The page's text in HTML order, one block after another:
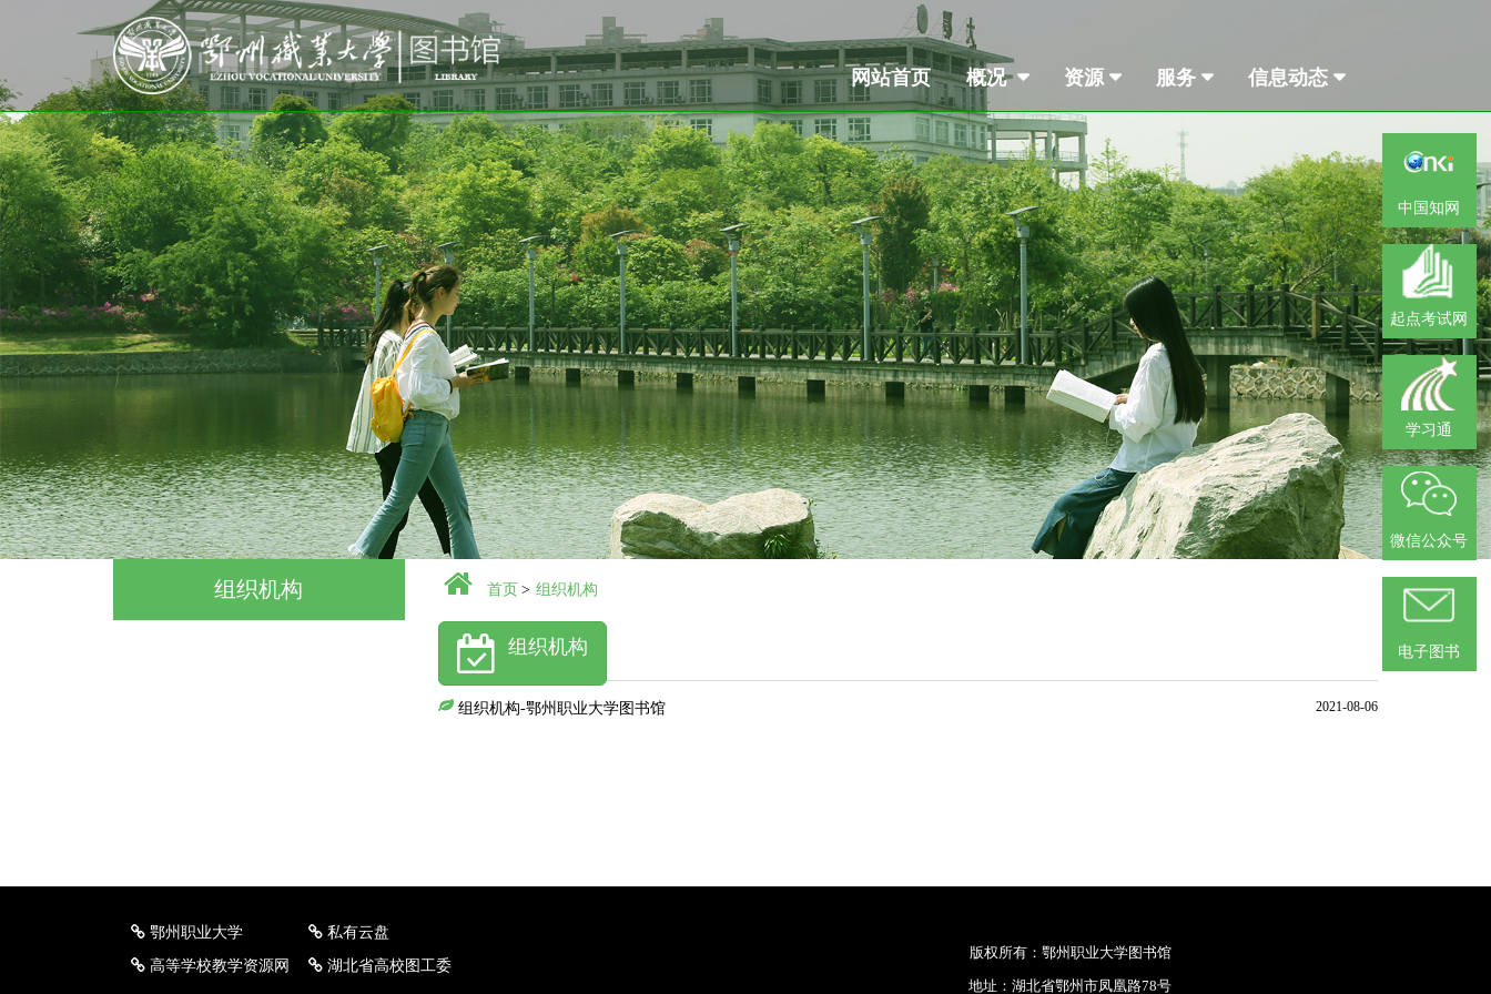
中国知网
起点考试网
学习通
微信公众号
电子图书
网站首页 概况 资源 服务 信息动态
组织机构 首页 > 组织机构
组织机构
组织机构-鄂州职业大学图书馆 2021-08-06
鄂州职业大学
私有云盘
高等学校教学资源网
湖北省高校图工委
版权所有：鄂州职业大学图书馆
地址：湖北省鄂州市凤凰路78号